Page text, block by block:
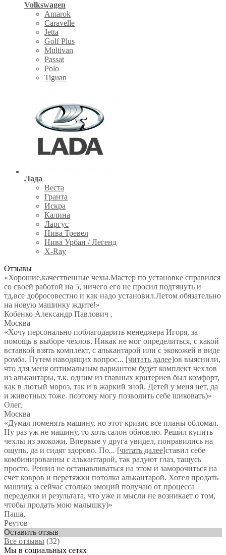
Volkswagen
Amarok
Caravelle
Jetta
Golf Plus
Multivan
Passat
Polo
Tiguan
Лада
Веста
Гранта
Искра
Калина
Ларгус
Нива Тревел
Нива Урбан / Легенд
X-Ray
Отзывы
«Хорошие,качественные чехы.Мастер по установке справился
со своей работой на 5, ничего его не просил подтянуть и
тд,все добросовестно и как надо установил.Летом обязательно
на новую машинку ждите!»
Кобенко Александр Павлович ,
Москва
«Хочу персонально поблагодарить менеджера Игоря, за
помощь в выборе чехлов. Никак не мог определиться, с какой
вставкой взять комплект, с алькантарой или с экокожей в виде
ромба. Путем наводящих вопрос... [читать далее]ов выяснили,
что для меня оптимальным вариантом будет комплект чехлов
из алькантары, т.к. одним из главных критериев был комфорт,
как в лютый мороз, так и в жаркий зной. Детей у меня нет, да
и животных тоже. поэтому могу позволить себе шиковать)»
Олег,
Москва
«Думал поменять машину, но этот кризис все планы обломал.
Ну раз уж не машину, то хоть салон обновлю. Решил купить
чехлы из экокожи. Впервые у друга увидел, понравились на
ощупь, да и сидят здорово. По... [читать далее]ставил себе
комбинированны с алькантарой, так радуют глаз, тащусь
просто. Решил не останавливаться на этом и заморочиться на
счет ковров и перетяжки потолка алькантарой. Хотел продать
машину, а сейчас столько эмоций получаю от процесса
переделки и результата, что уже и мысли не возникает о том,
чтобы продать мою малышку)»
Паша,
Реутов
Оставить отзыв
Все отзывы (32)
Мы в социальных сетях